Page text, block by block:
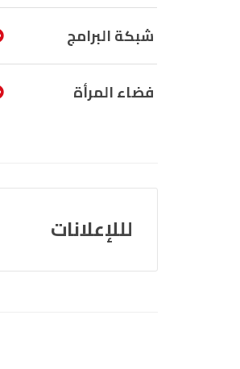
شبكة البرامج
فضاء المرأة
لللإعلانات